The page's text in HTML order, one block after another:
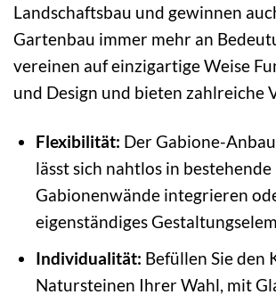
Landschaftsbau und gewinnen
Gartenbau immer mehr an
vereinen auf einzigartige Weise
und Design und bieten zahlreiche
Flexibilität: Der Gabione-
lässt sich nahtlos in bestehende
Gabionenwände integrieren
eigenständiges
Individualität: Befüllen Sie den
Natursteinen Ihrer Wahl, mit